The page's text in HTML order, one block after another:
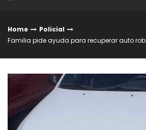
Home
Policial
Familia pide ayuda para recuperar auto